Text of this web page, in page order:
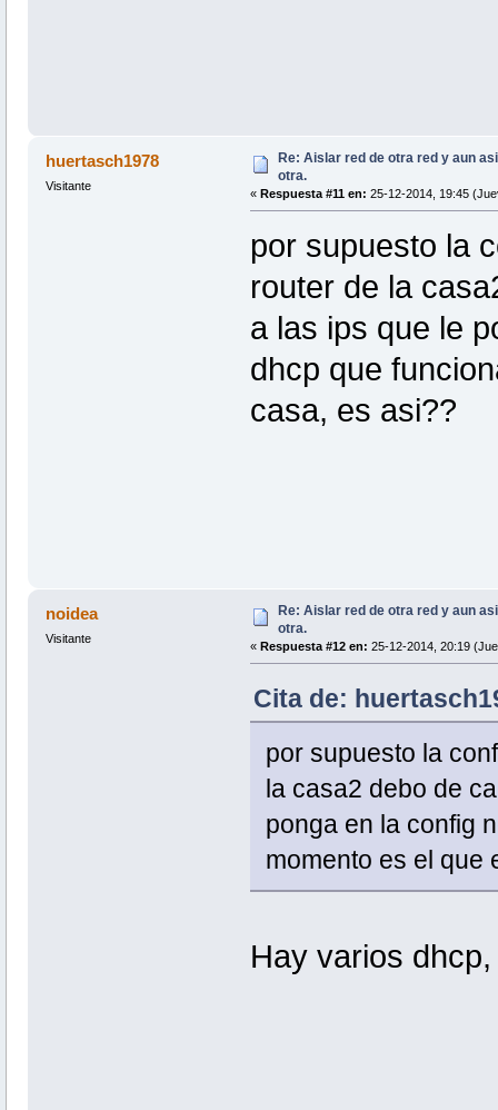
huertasch1978
Visitante
Re: Aislar red de otra red y aun
otra.
« Respuesta #11 en: 25-12-2014, 19:45
por supuesto la
router de la
a las ips que le
dhcp que
casa, es asi??
noidea
Visitante
Re: Aislar red de otra red y aun
otra.
« Respuesta #12 en: 25-12-2014, 20:19
Cita de:
por supuesto la
la casa2 debo de
ponga en la config
momento es el que
Hay varios